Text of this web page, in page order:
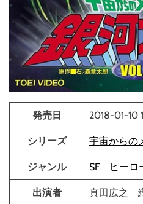
発売日 2018-01-10
シリーズ 宇宙からの
ジャンル SF ヒーロ
出演者 真田広之